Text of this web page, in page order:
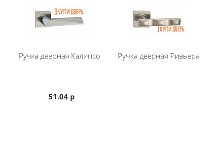
Ручка дверная Калипсо
51.04 р
Ручка дверная Ривьера